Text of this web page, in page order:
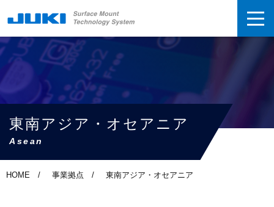
東南アジア・オセアニア
Asean
HOME 事業拠点 東南アジア・オセアニア